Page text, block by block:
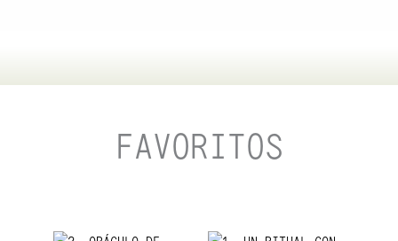
FAVORITOS
Rango
Rango